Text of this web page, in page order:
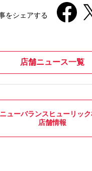
をシェアする
店舗ニュース一覧
ニューバランスヒューリッ
店舗情報